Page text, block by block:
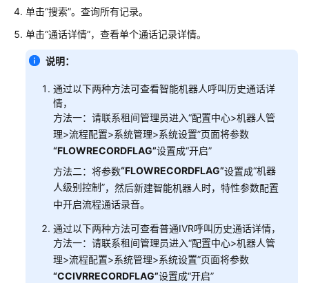
南
认
识
的
租
间
配
员
工
中
心
启
用
单击“搜索”。查询所有记录。
单击“通话详情”，查看单个通话记录详情。
说明：
通过以下两种方法可查看智能机器人呼叫历史通话详
情，
方法一：请联系租间管理员进入“配置中心>机器人管
理>流程配置>系统管理>系统设置”页面将参数
“FLOWRECORDFLAG”设置成“开启”
方法二：将参数“FLOWRECORDFLAG”设置成“机器
人级别控制”，然后新建智能机器人时，特性参数配置
中开启流程通话录音。
通过以下两种方法可查看普通IVR呼叫历史通话详情，
方法一：请联系租间管理员进入“配置中心>机器人管
理>流程配置>系统管理>系统设置”页面将参数
“CCIVRRECORDFLAG”设置成“开启”